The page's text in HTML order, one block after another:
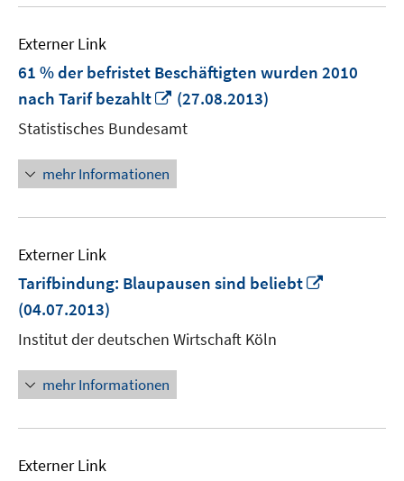
Externer Link
61 % der befristet Beschäftigten wurden 2010
nach Tarif bezahlt
In
Fenster
öffnen
(27.08.2013)
Statistisches Bundesamt
mehr Informationen
Externer Link
Tarifbindung: Blaupausen sind beliebt
(04.07.2013)
Institut der deutschen Wirtschaft Köln
mehr Informationen
Externer Link